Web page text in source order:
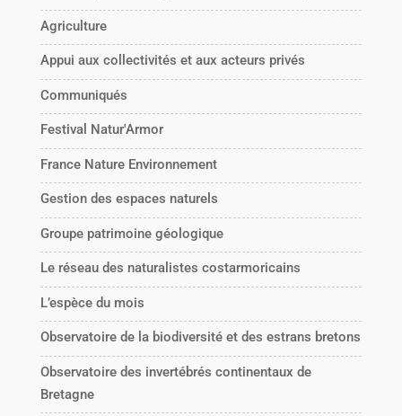
Agriculture
Appui aux collectivités et aux acteurs privés
Communiqués
Festival Natur'Armor
France Nature Environnement
Gestion des espaces naturels
Groupe patrimoine géologique
Le réseau des naturalistes costarmoricains
L’espèce du mois
Observatoire de la biodiversité et des estrans bretons
Observatoire des invertébrés continentaux de
Bretagne